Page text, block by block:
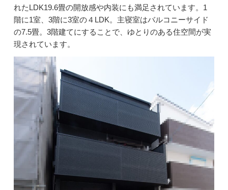
れたLDK19.6畳の開放感や内装にも満足されています。1
階に1室、3階に3室の４LDK。主寝室はバルコニーサイド
の7.5畳。3階建てにすることで、ゆとりのある住空間が実
現されています。